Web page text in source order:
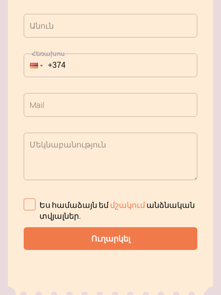
Անուն
Հեռախոս
Mail
Մեկնաբանություն
Ես համաձայն եմմշակումանձնական
տվյալներ.
Ուղարկել